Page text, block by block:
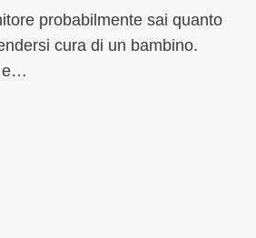
probabilmente sai quanto
cura di un bambino.
e…